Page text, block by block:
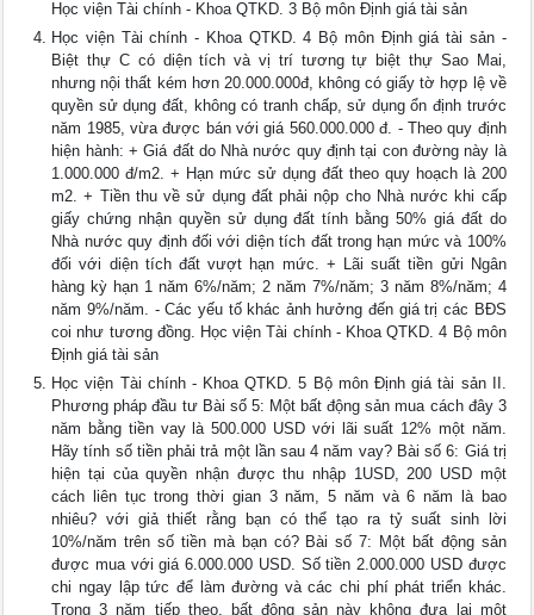
Học viện Tài chính - Khoa QTKD. 3 Bộ môn Định giá tài sản
Học viện Tài chính - Khoa QTKD. 4 Bộ môn Định giá tài sản -
Biệt thự C có diện tích và vị trí tương tự biệt thự Sao Mai,
nhưng nội thất kém hơn 20.000.000đ, không có giấy tờ hợp lệ về
quyền sử dụng đất, không có tranh chấp, sử dụng ổn định trước
năm 1985, vừa được bán với giá 560.000.000 đ. - Theo quy định
hiện hành: + Giá đất do Nhà nước quy định tại con đường này là
1.000.000 đ/m2. + Hạn mức sử dụng đất theo quy hoạch là 200
m2. + Tiền thu về sử dụng đất phải nộp cho Nhà nước khi cấp
giấy chứng nhận quyền sử dụng đất tính bằng 50% giá đất do
Nhà nước quy định đối với diện tích đất trong hạn mức và 100%
đối với diện tích đất vượt hạn mức. + Lãi suất tiền gửi Ngân
hàng kỳ hạn 1 năm 6%/năm; 2 năm 7%/năm; 3 năm 8%/năm; 4
năm 9%/năm. - Các yếu tố khác ảnh hưởng đến giá trị các BĐS
coi như tương đồng. Học viện Tài chính - Khoa QTKD. 4 Bộ môn
Định giá tài sản
Học viện Tài chính - Khoa QTKD. 5 Bộ môn Định giá tài sản II.
Phương pháp đầu tư Bài số 5: Một bất động sản mua cách đây 3
năm bằng tiền vay là 500.000 USD với lãi suất 12% một năm.
Hãy tính số tiền phải trả một lần sau 4 năm vay? Bài số 6: Giá trị
hiện tại của quyền nhận được thu nhập 1USD, 200 USD một
cách liên tục trong thời gian 3 năm, 5 năm và 6 năm là bao
nhiêu? với giả thiết rằng bạn có thể tạo ra tỷ suất sinh lời
10%/năm trên số tiền mà bạn có? Bài số 7: Một bất động sản
được mua với giá 6.000.000 USD. Số tiền 2.000.000 USD được
chi ngay lập tức để làm đường và các chi phí phát triển khác.
Trong 3 năm tiếp theo, bất động sản này không đưa lại một